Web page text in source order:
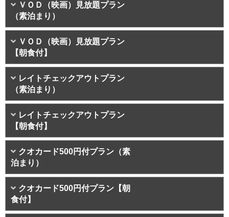
ＶＯＤ（映画）見放題プラン
（素泊まり）
ＶＯＤ（映画）見放題プラン
【朝食付】
レイトチェックアウトプラン
（素泊まり）
レイトチェックアウトプラン
【朝食付】
クオカード500円付プラン（素
泊まり）
クオカード500円付プラン【朝
食付】